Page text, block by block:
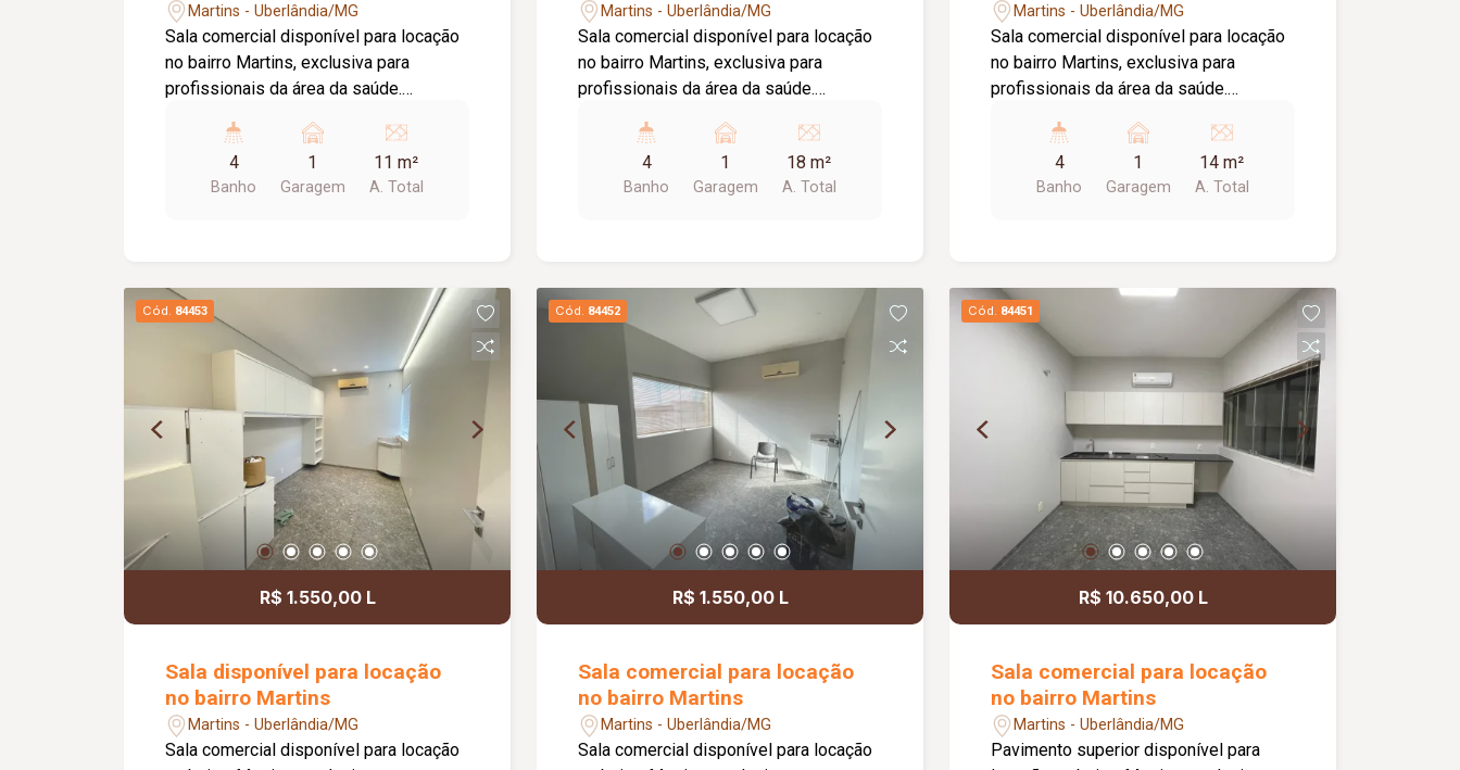
Martins - Uberlândia/MG
Sala comercial disponível para locação
no bairro Martins, exclusiva para
profissionais da área da saúde.
estruturado, o espaço oferece duas
recepções com recepcionista para
atendimento e direcionamento dos
aproximadamente 11m², está situada
no pavimento superior e conta com ar-
condicionado e lavatório privativo.
Todos os ambientes são climatizados,
garantindo um ambiente agradável para
profissionais e pacientes. Possui taxa
de condomínio. Valores de IPTU e
DMAE inclusos no valor da locação.
4
Banho
1
Garagem
11 m²
A. Total
Martins - Uberlândia/MG
Sala comercial disponível para locação
no bairro Martins, exclusiva para
profissionais da área da saúde.
estruturado, o espaço oferece duas
recepções com recepcionista para
atendimento e direcionamento dos
aproximadamente 18m², está situada
no pavimento superior e conta com ar-
condicionado e lavatório privativo.
Todos os ambientes são climatizados,
garantindo um ambiente agradável para
profissionais e pacientes. Possui taxa
de condomínio. Valores de IPTU e
DMAE inclusos no valor da locação.
4
Banho
1
Garagem
18 m²
A. Total
Martins - Uberlândia/MG
Sala comercial disponível para locação
no bairro Martins, exclusiva para
profissionais da área da saúde.
estruturado, o espaço oferece duas
recepções com recepcionista para
atendimento e direcionamento dos
aproximadamente 14 m², está situada
no pavimento superior e conta com ar-
condicionado e lavatório privativo.
Todos os ambientes são climatizados,
garantindo um ambiente agradável para
profissionais e pacientes. Possui taxa
de condomínio. Valores de IPTU e
DMAE inclusos no valor da locação.
4
Banho
1
Garagem
14 m²
A. Total
Cód. 84453
R$ 1.550,00 L
Sala disponível para locação
no bairro Martins
Martins - Uberlândia/MG
Sala comercial disponível para locação
Cód. 84452
R$ 1.550,00 L
Sala comercial para locação
no bairro Martins
Martins - Uberlândia/MG
Sala comercial disponível para locação
Cód. 84451
R$ 10.650,00 L
Sala comercial para locação
no bairro Martins
Martins - Uberlândia/MG
Pavimento superior disponível para